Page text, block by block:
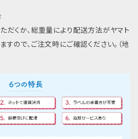
だくか、総重量により配送方法がヤマト
ので、ご注文時にご確認ください。（地